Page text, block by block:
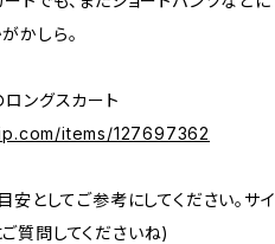
かしら。
ロングスカート
items/127697362
としてご参考にしてください。サイ
質問してくださいね)